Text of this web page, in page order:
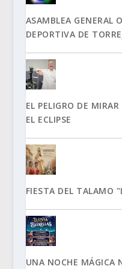
ASAMBLEA GENERAL
DEPORTIVA DE
EL PELIGRO DE
EL ECLIPSE
FIESTA DEL TALAMO
UNA NOCHE MÁGICA